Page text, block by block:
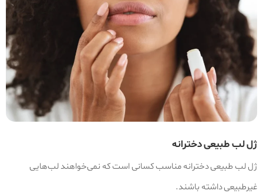
ژل لب طبیعی دخترانه
ژل لب طبیعی دخترانه مناسب کسانی است که نمی‌خواهند لب‌هایی
غیرطبیعی داشته باشند.